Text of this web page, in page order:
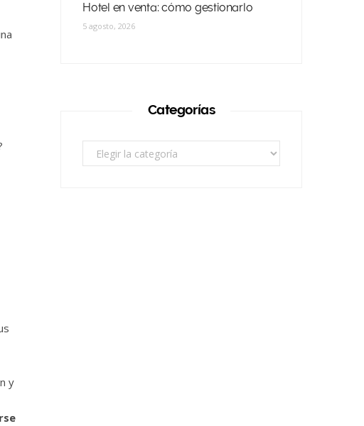
y
Hotel en venta: cómo gestionarlo
5 agosto, 2026
Categorías
Categorías